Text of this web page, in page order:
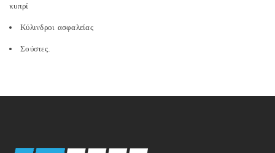
κυπρί
Κύλινδροι ασφαλείας
Σούστες.